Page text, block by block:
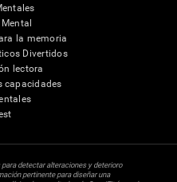
la memoria
Divertidos
lectora
capacidades
detectar alteraciones y deterioro
pertinente para diseñar una